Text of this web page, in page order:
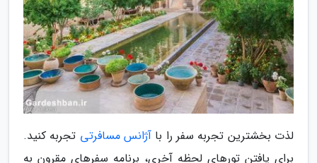
لذت بخشترین تجربه سفر را با آژانس مسافرتی تجربه کنید.
برای یافتن تورهای لحظه آخری، برنامه سفرهای مقرون به